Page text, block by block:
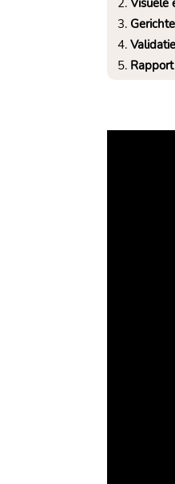
Visuele